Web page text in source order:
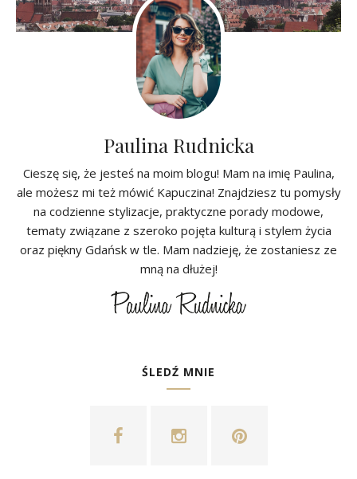
Paulina Rudnicka
Cieszę się, że jesteś na moim blogu! Mam na imię Paulina,
ale możesz mi też mówić Kapuczina! Znajdziesz tu pomysły
na codzienne stylizacje, praktyczne porady modowe,
tematy związane z szeroko pojęta kulturą i stylem życia
oraz piękny Gdańsk w tle. Mam nadzieję, że zostaniesz ze
mną na dłużej!
ŚLEDŹ MNIE